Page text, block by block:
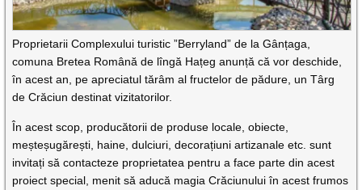
Proprietarii Complexului turistic ”Berryland” de la Gânțaga,
comuna Bretea Română de lîngă Hațeg anunță că vor deschide,
în acest an, pe apreciatul tărâm al fructelor de pădure, un Târg
de Crăciun destinat vizitatorilor.
În acest scop, producătorii de produse locale, obiecte,
meșteșugărești, haine, dulciuri, decorațiuni artizanale etc. sunt
invitați să contacteze proprietatea pentru a face parte din acest
proiect special, menit să aducă magia Crăciunului în acest frumos